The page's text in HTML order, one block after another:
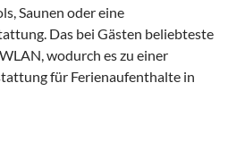
Saunen oder eine
Das bei Gästen beliebteste
wodurch es zu einer
für Ferienaufenthalte in